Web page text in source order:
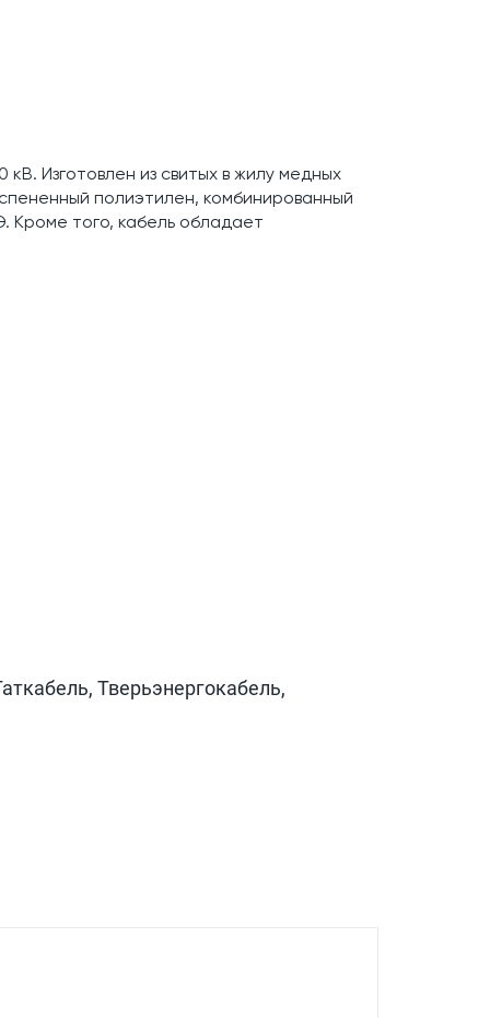
Изготовлен из свитых в жилу медных
полиэтилен, комбинированный
Кроме того, кабель обладает
Тверьэнергокабель,